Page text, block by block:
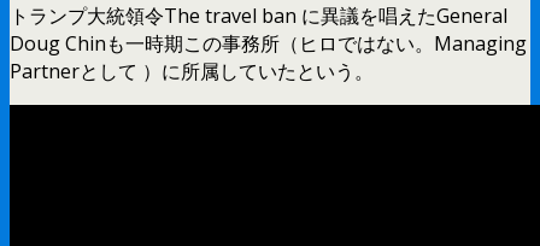
トランプ大統領令The travel ban に異議を唱えたGeneral
Doug Chinも一時期この事務所（ヒロではない。Managing
Partnerとして ）に所属していたという。